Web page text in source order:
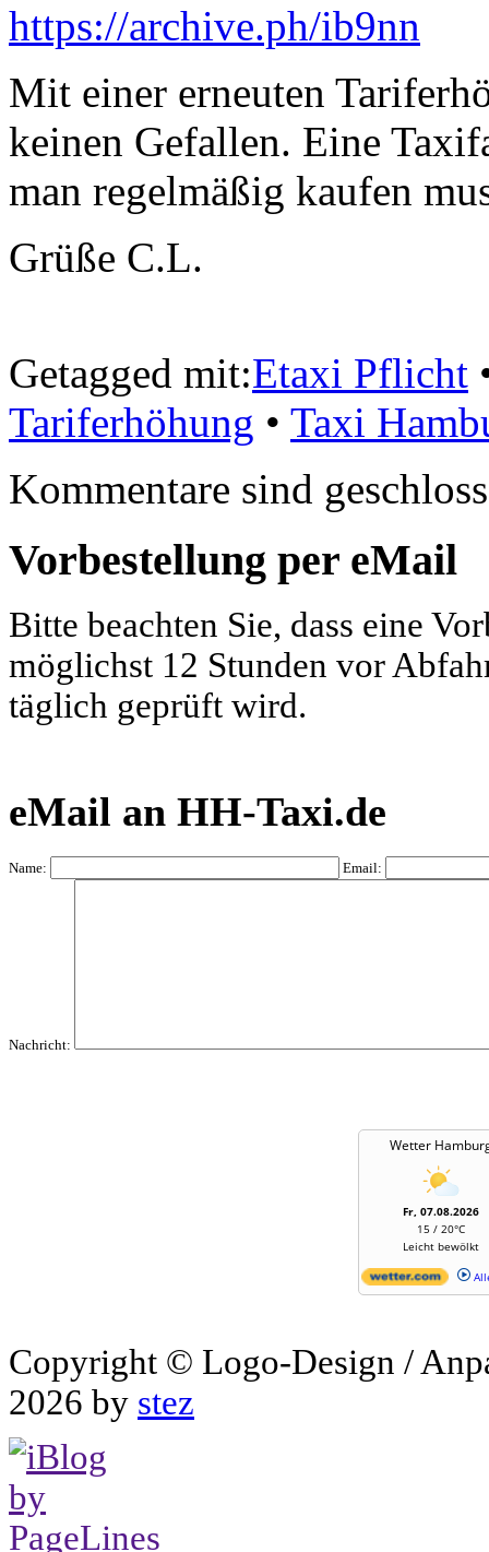
https://archive.ph/ib9nn
Mit einer erneuten
keinen Gefallen. Eine
man regelmäßig kaufen
Grüße C.L.
Getagged mit:Etaxi Pflicht
Tariferhöhung • Taxi
Kommentare sind
Vorbestellung per eMail
Bitte beachten Sie, dass eine
möglichst 12 Stunden vor
täglich geprüft wird.
eMail an HH-Taxi.de
Name: Email:
Nachricht:
Wetter
Fr, 07.08.2026
15 / 20°C
Leicht bewölkt
Copyright © Logo-Design /
2026 by stez